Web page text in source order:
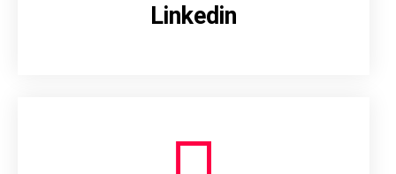
Linkedin